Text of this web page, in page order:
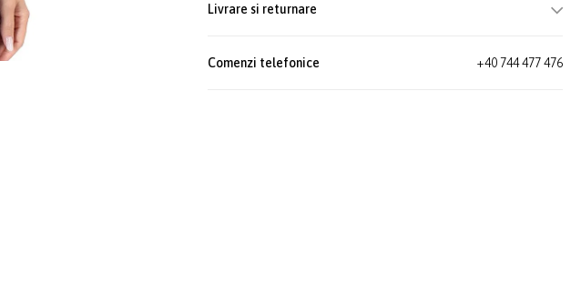
Livrare si returnare
Comenzi telefonice +40 744 477 476